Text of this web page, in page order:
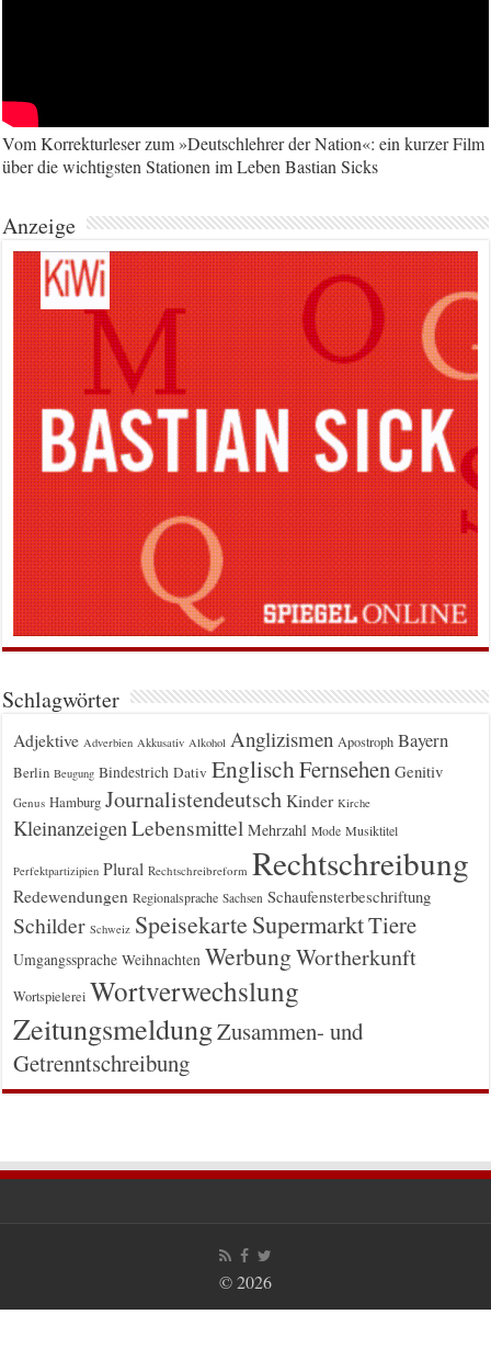
Vom Korrekturleser zum »Deutschlehrer der Nation«: ein kurzer Film
über die wichtigsten Stationen im Leben Bastian Sicks
Anzeige
Schlagwörter
Adjektive Adverbien Akkusativ Alkohol Anglizismen Apostroph Bayern
Berlin Beugung Bindestrich Dativ EnglischFernsehen Genitiv
Genus Hamburg Journalistendeutsch Kinder Kirche
Kleinanzeigen Lebensmittel Mehrzahl Mode Musiktitel
Perfektpartizipien Plural Rechtschreibreform Rechtschreibung
Redewendungen Regionalsprache Sachsen Schaufensterbeschriftung
Schilder Schweiz Speisekarte SupermarktTiere
Umgangssprache Weihnachten WerbungWortherkunft
Wortspielerei Wortverwechslung
ZeitungsmeldungZusammen- und
Getrenntschreibung
© 2026